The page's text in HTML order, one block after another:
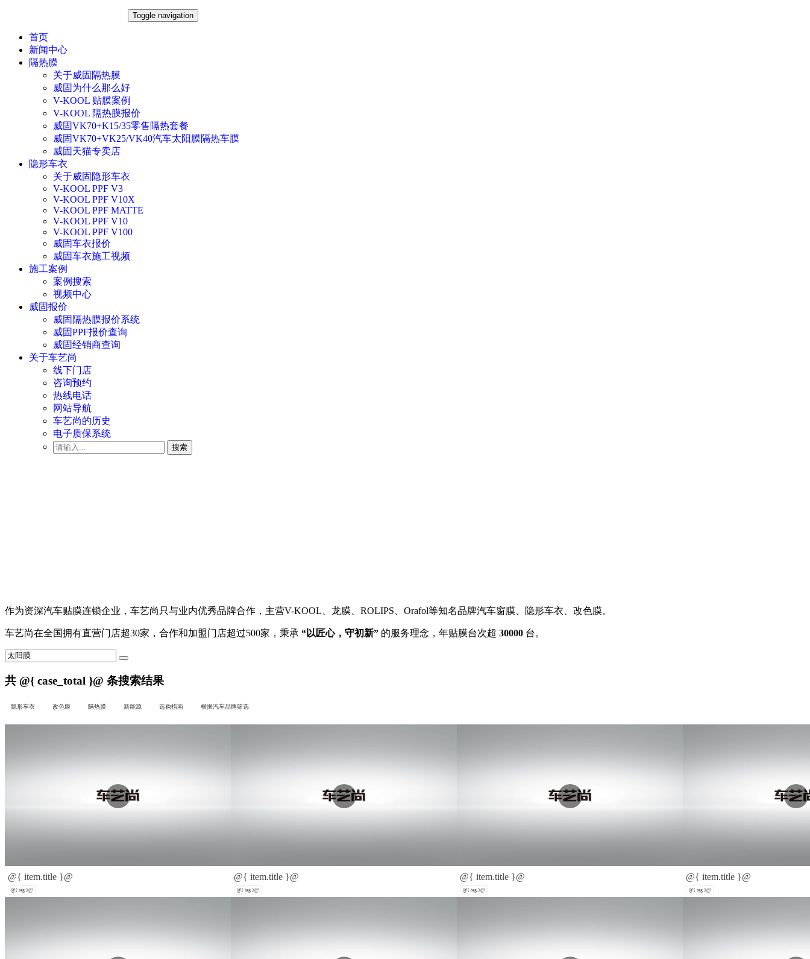
Toggle navigation
首页
新闻中心
隔热膜
关于威固隔热膜
威固为什么那么好
V-KOOL 贴膜案例
V-KOOL 隔热膜报价
威固VK70+K15/35零售隔热套餐
威固VK70+VK25/VK40汽车太阳膜隔热车膜
威固天猫专卖店
隐形车衣
关于威固隐形车衣
V-KOOL PPF V3
V-KOOL PPF V10X
V-KOOL PPF MATTE
V-KOOL PPF V10
V-KOOL PPF V100
威固车衣报价
威固车衣施工视频
施工案例
案例搜索
视频中心
威固报价
威固隔热膜报价系统
威固PPF报价查询
威固经销商查询
关于车艺尚
线下门店
咨询预约
热线电话
网站导航
车艺尚的历史
电子质保系统
搜索
作为资深汽车贴膜连锁企业， 车艺尚 只与业内优秀品牌合作，主营V-KOOL、龙膜、ROLIPS、Orafol等知名品牌汽车窗膜、隐形车衣、改色膜。
车艺尚在全国拥有直营门店超30家，合作和加盟门店超过500家，秉承 “以匠心，守初新” 的服务理念，年贴膜台次超 30000 台。
共 @{ case_total }@ 条搜索结果
隐形车衣 改色膜 隔热膜 新能源 选购指南 根据汽车品牌筛选
@{ item.title }@
@{ tag }@
@{ item.title }@
@{ tag }@
@{ item.title }@
@{ tag }@
@{ item.title }@
@{ tag }@